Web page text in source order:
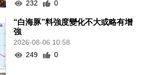
232
0
“白海豚”料強度變化不大或略有增
強
2026-08-06 10:58
249
0